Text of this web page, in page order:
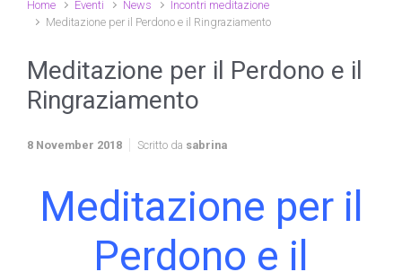
Home Eventi News
Incontri meditazione
Meditazione per il Perdono e il Ringraziamento
Meditazione per il Perdono e il
Ringraziamento
8 November 2018 Scritto da sabrina
Meditazione per il
Perdono e il